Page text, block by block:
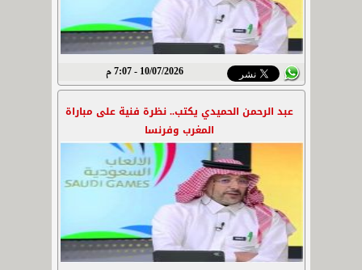
10/07/2026 - 7:07 م
عبد الرحمن الحميدي يكتب.. نظرة فنية على مباراة
المغرب وفرنسا